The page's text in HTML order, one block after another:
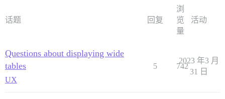
话题 回复
浏
览
量
活动
Questions about displaying wide
tables
UX
5 742
2023 年3 月
31 日